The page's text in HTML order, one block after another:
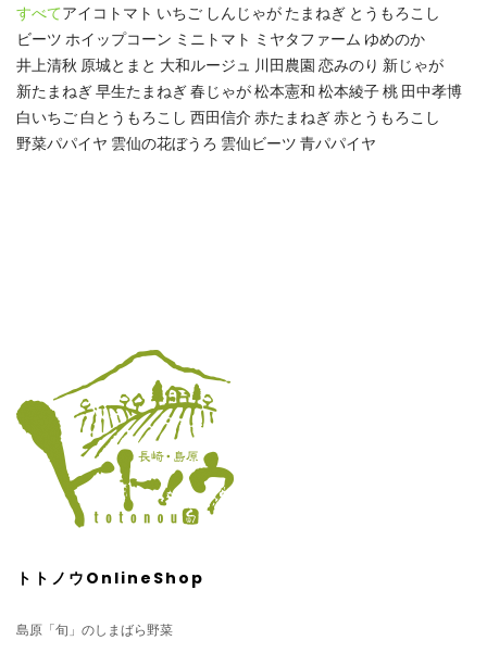
すべてアイコトマト いちご しんじゃが たまねぎ とうもろこし
ビーツ ホイップコーン ミニトマト ミヤタファーム ゆめのか
井上清秋原城とまと 大和ルージュ 川田農園 恋みのり 新じゃが
新たまねぎ早生たまねぎ春じゃが松本憲和 松本綾子桃 田中孝博
白いちご 白とうもろこし 西田信介 赤たまねぎ赤とうもろこし
野菜パパイヤ 雲仙の花ぼうろ 雲仙ビーツ 青パパイヤ
トトノウOnlineShop
島原「旬」のしまばら野菜